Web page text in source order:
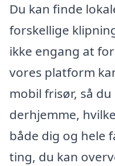
Du kan finde
forskellige
ikke engang at
vores platform
mobil frisør, så
derhjemme,
både dig og hele
ting, du kan